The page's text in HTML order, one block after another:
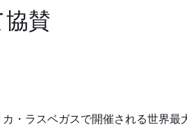
賛
・ラスベガスで開催される世界最